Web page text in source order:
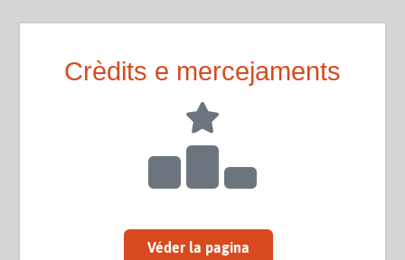
Crèdits e mercejaments
Véder la pagina